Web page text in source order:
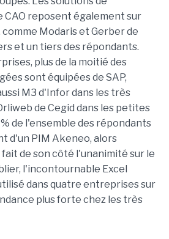
CAO reposent également sur
Modaris et Gerber de
et un tiers des répondants.
plus de la moitié des
sont équipées de SAP,
M3 d'Infor dans les très
de Cegid dans les petites
de l'ensemble des répondants
d'un PIM Akeneo, alors
de son côté l'unanimité sur le
l'incontournable Excel
dans quatre entreprises sur
plus forte chez les très